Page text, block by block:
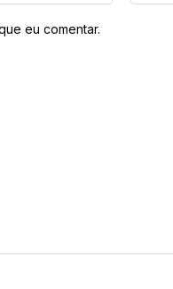
eu comentar.